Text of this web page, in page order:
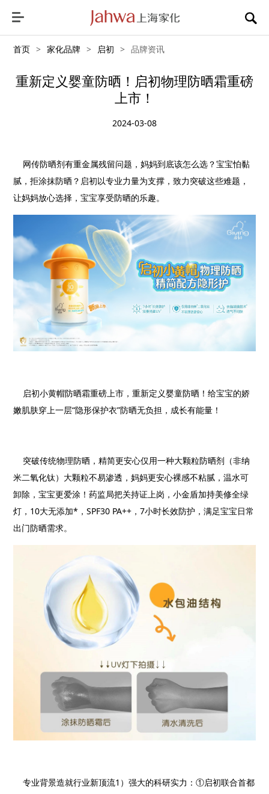
首页 > 家化品牌 > 启初 > 品牌资讯
重新定义婴童防晒！启初物理防晒霜重磅
上市！
2024-03-08
网传防晒剂有重金属残留问题，妈妈到底该怎么选？宝宝怕黏
腻，拒涂抹防晒？启初以专业力量为支撑，致力突破这些难题，
让妈妈放心选择，宝宝享受防晒的乐趣。
启初小黄帽防晒霜重磅上市，重新定义婴童防晒！给宝宝的娇
嫩肌肤穿上一层“隐形保护衣”防晒无负担，成长有能量！
突破传统物理防晒，精简更安心仅用一种大颗粒防晒剂（非纳
米二氧化钛）大颗粒不易渗透，妈妈更安心裸感不粘腻，温水可
卸除，宝宝更爱涂！药监局把关持证上岗，小金盾加持美修全绿
灯， 10大无添加* ，SPF30 PA++ ，7小时长效防护，满足宝宝日常
出门防晒需求。
专业背景造就行业新顶流1 ）强大的科研实力：①启初联合首都